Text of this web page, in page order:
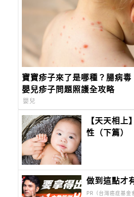
寶寶疹子來了是哪種？腸病毒
嬰兒疹子問題照護全攻略
嬰兒
【天天相上
性（下篇）
做到這點才
PR（台灣癌症基金